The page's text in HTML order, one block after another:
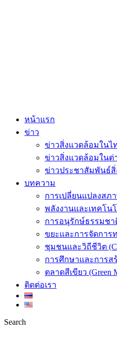
หน้าแรก
ข่าว
ข่าวสิ่งแวดล้อมในไ
ข่าวสิ่งแวดล้อมในต่
ข่าวประชาสัมพันธ์สิ่
บทความ
การเปลี่ยนแปลงสภา
พลังงานและเทคโนโ
การอนุรักษ์ธรรมชาติ
ขยะและการจัดการท
ชุมชนและวิถีชีวิต
การศึกษาและการสร้
ตลาดสีเขียว (Green
ติดต่อเรา
Search